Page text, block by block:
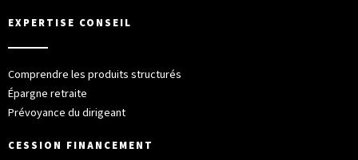
EXPERTISE CONSEIL
Comprendre les produits structurés
Épargne retraite
Prévoyance du dirigeant
CESSION FINANCEMENT